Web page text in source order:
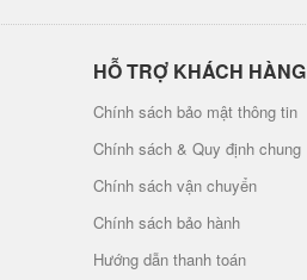
HỖ TRỢ KHÁCH HÀNG
Chính sách bảo mật thông tin
Chính sách & Quy định chung
Chính sách vận chuyển
Chính sách bảo hành
Hướng dẫn thanh toán